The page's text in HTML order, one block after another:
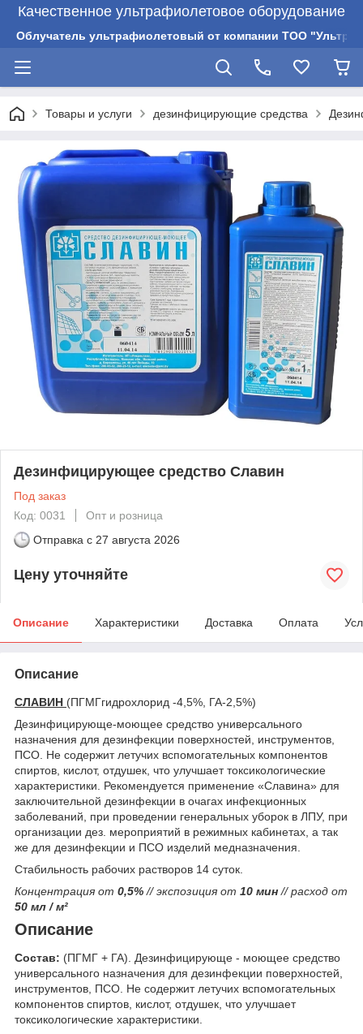
Качественное ультрафиолетовое оборудование
Облучатель ультрафиолетовый от компании ТОО
Товары и услуги дезинфицирующие средства
Дезинфицирующее средство Славин
Под заказ
Код: 0031
Опт и розница
Отправка с 27 августа 2026
Цену уточняйте
Описание Характеристики Доставка Оплата
Описание
СЛАВИН (ПГМГгидрохлорид -4,5%, ГА-2,5%)
Дезинфицирующе-моющее средство универсального
назначения для дезинфекции поверхностей, инструментов,
ПСО. Не содержит летучих вспомогательных компонентов
спиртов, кислот, отдушек, что улучшает токсикологические
характеристики. Рекомендуется применение «Славина» для
заключительной дезинфекции в очагах инфекционных
заболеваний, при проведении генеральных уборок в ЛПУ, при
организации дез. мероприятий в режимных кабинетах, а так
же для дезинфекции и ПСО изделий медназначения.
Стабильность рабочих растворов 14 суток.
Концентрация от 0,5% // экспозиция от 10 мин // расход от
50 мл / м²
Описание
Состав: (ПГМГ + ГА). Дезинфицирующе - моющее средство
универсального назначения для дезинфекции поверхностей,
инструментов, ПСО. Не содержит летучих вспомогательных
компонентов спиртов, кислот, отдушек, что улучшает
токсикологические характеристики.